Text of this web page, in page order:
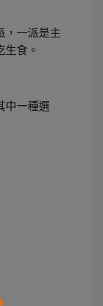
，一派是主
食。
中一種選